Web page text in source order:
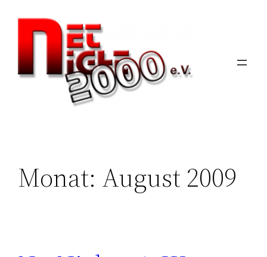
Inhalt
springen
Monat: August 2009